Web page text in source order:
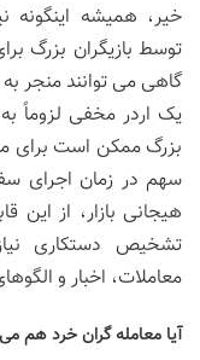
خیر، همیشه
توسط بازیگران بزرگ
گاهی می توانند منجر
یک اردر مخفی لزوماً
بزرگ ممکن است برای
سهم در زمان اجرای
هیجانی بازار، از این
تشخیص دستکاری
معاملات، اخبار و
آیا معامله گران خرد هم می